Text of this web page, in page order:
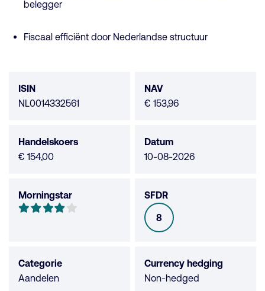
belegger
Fiscaal efficiënt door Nederlandse structuur
data
ISIN
NL0014332561
NAV
€ 153,96
Handelskoers
€ 154,00
Datum
10-08-2026
Morningstar
Morningstar
4
sterren
SFDR
SFDR
8
Categorie
Aandelen
Currency hedging
Non-hedged